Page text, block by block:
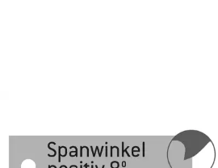
Sägeblatt Maschinensägeblatt 600
mm x 50 x 2.5 x 12.5 3, 4